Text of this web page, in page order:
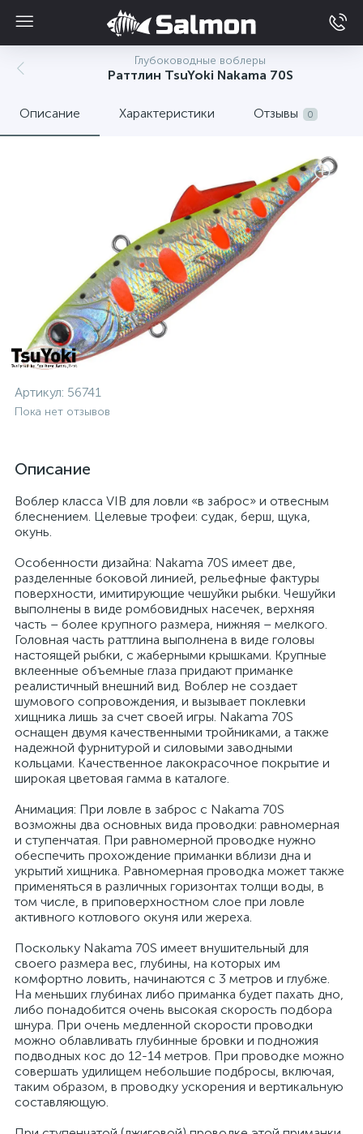
Глубоководные воблеры
Раттлин TsuYoki Nakama 70S
Описание Характеристики Отзывы 0
Артикул: 56741
Пока нет отзывов
Описание
Воблер класса VIB для ловли «в заброс» и отвесным
блеснением. Целевые трофеи: судак, берш, щука,
окунь.
Особенности дизайна: Nakama 70S имеет две,
разделенные боковой линией, рельефные фактуры
поверхности, имитирующие чешуйки рыбки. Чешуйки
выполнены в виде ромбовидных насечек, верхняя
часть – более крупного размера, нижняя – мелкого.
Головная часть раттлина выполнена в виде головы
настоящей рыбки, с жаберными крышками. Крупные
вклеенные объемные глаза придают приманке
реалистичный внешний вид. Воблер не создает
шумового сопровождения, и вызывает поклевки
хищника лишь за счет своей игры. Nakama 70S
оснащен двумя качественными тройниками, а также
надежной фурнитурой и силовыми заводными
кольцами. Качественное лакокрасочное покрытие и
широкая цветовая гамма в каталоге.
Анимация: При ловле в заброс с Nakama 70S
возможны два основных вида проводки: равномерная
и ступенчатая. При равномерной проводке нужно
обеспечить прохождение приманки вблизи дна и
укрытий хищника. Равномерная проводка может также
применяться в различных горизонтах толщи воды, в
том числе, в приповерхностном слое при ловле
активного котлового окуня или жереха.
Поскольку Nakama 70S имеет внушительный для
своего размера вес, глубины, на которых им
комфортно ловить, начинаются с 3 метров и глубже.
На меньших глубинах либо приманка будет пахать дно,
либо понадобится очень высокая скорость подбора
шнура. При очень медленной скорости проводки
можно облавливать глубинные бровки и подножия
подводных кос до 12-14 метров. При проводке можно
совершать удилищем небольшие подбросы, включая,
таким образом, в проводку ускорения и вертикальную
составляющую.